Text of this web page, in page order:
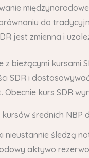
do
jest zmienna i
bieżącymi kursami
SDR i
kurs SDR
średnich NBP
nieustannie śledzą
aktywo